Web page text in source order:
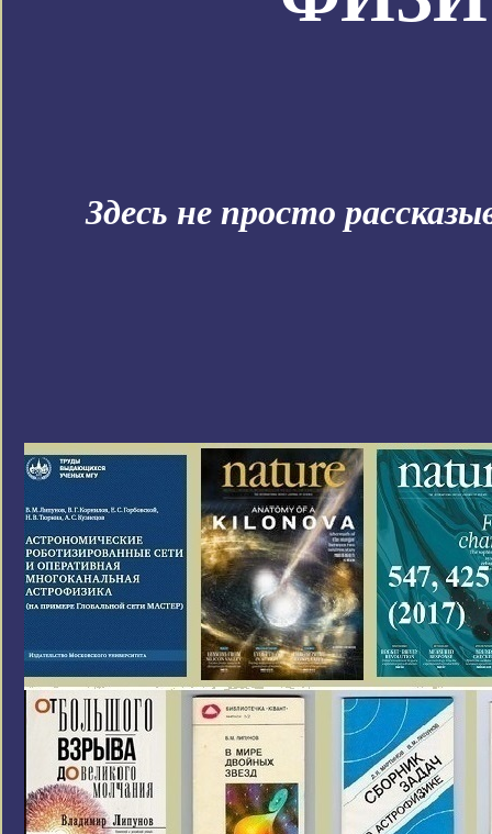
Здесь не просто